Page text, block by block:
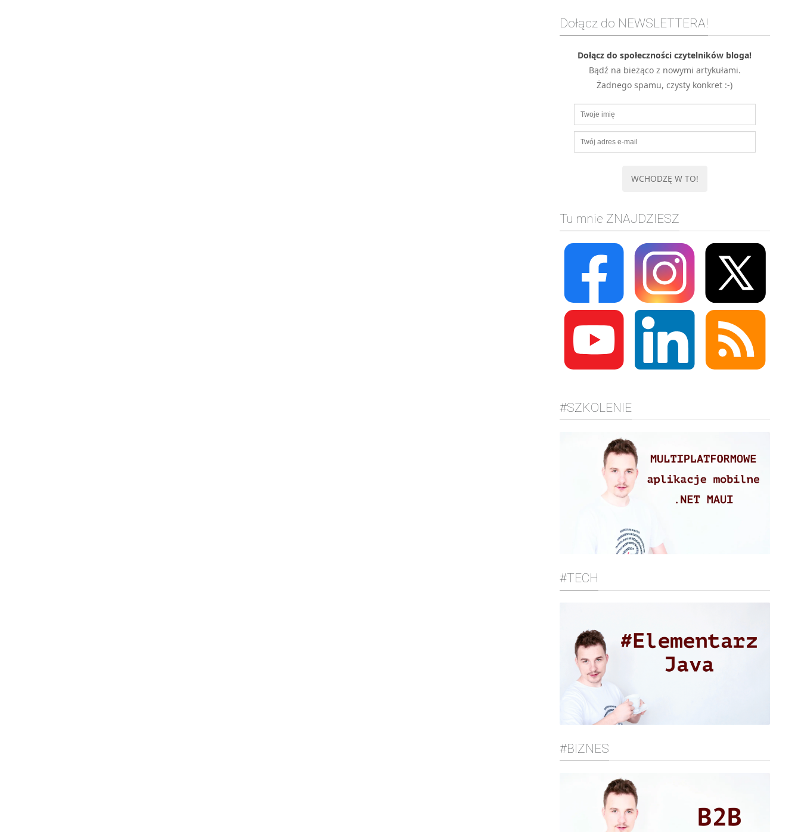
Dołącz do NEWSLETTERA!
Dołącz do społeczności czytelników bloga!
Bądź na bieżąco z nowymi artykułami.
Żadnego spamu, czysty konkret :-)
Tu mnie ZNAJDZIESZ
#SZKOLENIE
#TECH
#BIZNES